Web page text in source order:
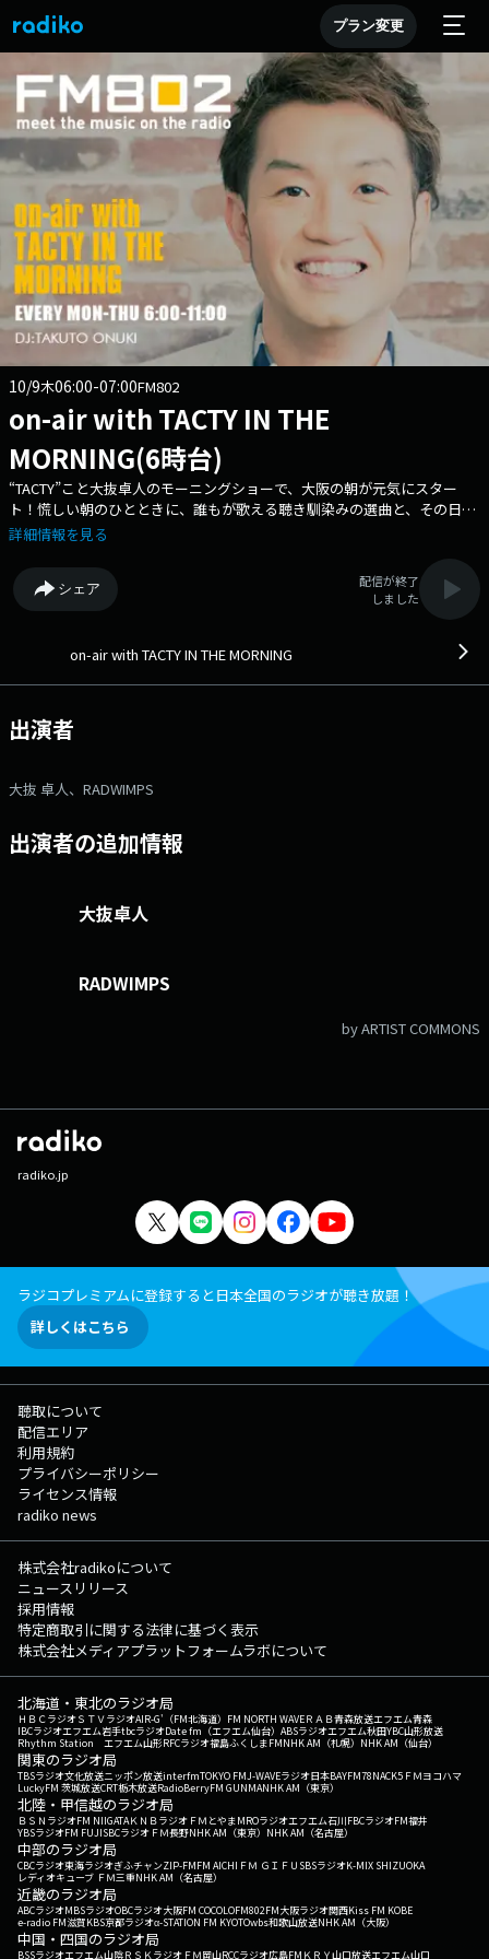
プラン変更
10/9木06:00-07:00FM802
on-air with TACTY IN THE
MORNING(6時台)
“TACTY”こと大抜卓人のモーニングショーで、大阪の朝が元気にスター
ト！慌しい朝のひとときに、誰もが歌える聴き馴染みの選曲と、その日の
仕事場で学校で話題になること間違いなしの知りたい情報満載の5時
⇒twitterハッシュタグは「#fm802」 ⇒twitterアカウントは
「@fm802_pr」 ⇒facebookページはコチラ
詳細情報を見る
シェア
配信が終了
しました
on-air with TACTY IN THE MORNING
出演者
大抜 卓人、RADWIMPS
出演者の追加情報
大抜卓人
RADWIMPS
by ARTIST COMMONS
radiko.jp
ラジコプレミアムに登録すると日本全国のラジオが聴き放題！
詳しくはこちら
聴取について
配信エリア
利用規約
プライバシーポリシー
ライセンス情報
radiko news
株式会社radikoについて
ニュースリリース
採用情報
特定商取引に関する法律に基づく表示
株式会社メディアプラットフォームラボについて
北海道・東北のラジオ局
ＨＢＣラジオＳＴＶラジオAIR-G'（FM北海道） FM NORTH WAVEＲＡＢ青森放送エフエム青森
IBCラジオエフエム岩手tbcラジオDate fm（エフエム仙台） ABSラジオエフエム秋田YBC山形放送
Rhythm Station エフエム山形RFCラジオ福島ふくしまFMNHK AM（札幌） NHK AM（仙台）
関東のラジオ局
TBSラジオ文化放送ニッポン放送interfmTOKYO FMJ-WAVEラジオ日本BAYFM78NACK5 ＦＭヨコハマ
LuckyFM 茨城放送CRT栃木放送RadioBerryFM GUNMANHK AM（東京）
北陸・甲信越のラジオ局
ＢＳＮラジオFM NIIGATAＫＮＢラジオ ＦＭとやまMROラジオエフエム石川FBCラジオFM福井
YBSラジオFM FUJISBCラジオ ＦＭ長野NHK AM（東京） NHK AM（名古屋）
中部のラジオ局
CBCラジオ東海ラジオぎふチャンZIP-FMFM AICHI ＦＭ ＧＩＦＵ SBSラジオK-MIX SHIZUOKA
レディオキューブ ＦＭ三重NHK AM（名古屋）
近畿のラジオ局
ABCラジオMBSラジオOBCラジオ大阪FM COCOLOFM802FM大阪ラジオ関西Kiss FM KOBE
e-radio FM滋賀KBS京都ラジオα-STATION FM KYOTOwbs和歌山放送NHK AM（大阪）
中国・四国のラジオ局
BSSラジオエフエム山陰ＲＳＫラジオ ＦＭ岡山RCCラジオ広島FM ＫＲＹ山口放送エフエム山口